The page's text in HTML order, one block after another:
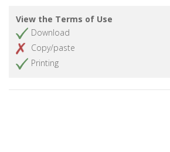
View the Terms of Use
Download
Copy/paste
Printing